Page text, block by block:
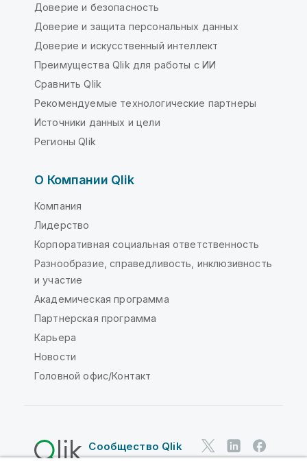
Доверие и безопасность
Доверие и защита персональных данных
Доверие и искусственный интеллект
Преимущества Qlik для работы с ИИ
Сравнить Qlik
Рекомендуемые технологические партнеры
Источники данных и цели
Регионы Qlik
О Компании Qlik
Компания
Лидерство
Корпоративная социальная ответственность
Разнообразие, справедливость, инклюзивность
и участие
Академическая программа
Партнерская программа
Карьера
Новости
Головной офис/Контакт
Сообщество Qlik